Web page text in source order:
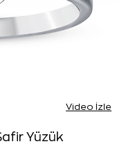
Video İzle
Yüzük